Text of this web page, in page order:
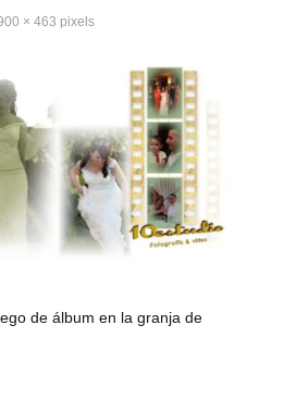
× 463 pixels
de álbum en la granja de